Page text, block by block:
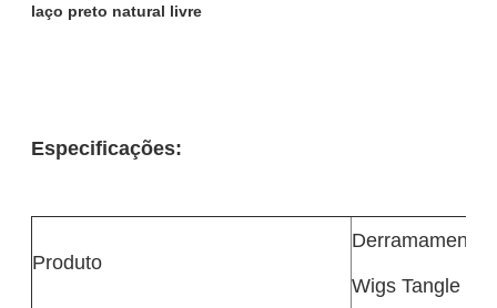
laço preto natural livre
Especificações:
Produto
Derramamento
Wigs Tangle do